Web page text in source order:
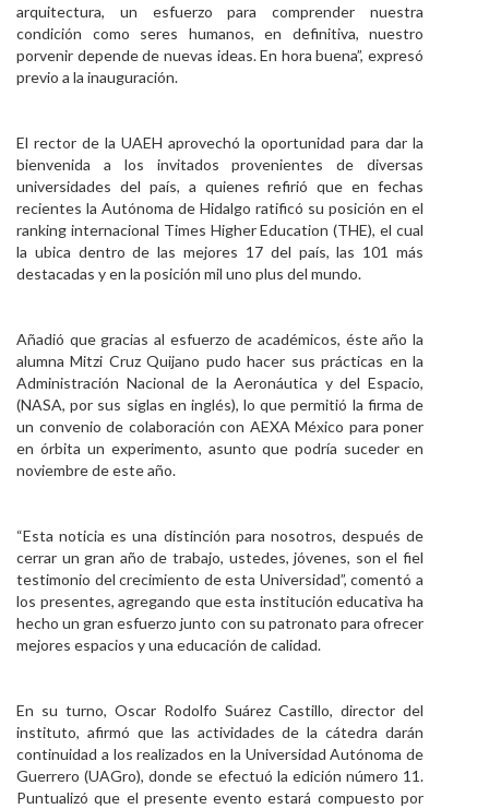
arquitectura, un esfuerzo para comprender nuestra
condición como seres humanos, en definitiva, nuestro
porvenir depende de nuevas ideas. En hora buena”, expresó
previo a la inauguración.
El rector de la UAEH aprovechó la oportunidad para dar la
bienvenida a los invitados provenientes de diversas
universidades del país, a quienes refirió que en fechas
recientes la Autónoma de Hidalgo ratificó su posición en el
ranking internacional Times Higher Education (THE), el cual
la ubica dentro de las mejores 17 del país, las 101 más
destacadas y en la posición mil uno plus del mundo.
Añadió que gracias al esfuerzo de académicos, éste año la
alumna Mitzi Cruz Quijano pudo hacer sus prácticas en la
Administración Nacional de la Aeronáutica y del Espacio,
(NASA, por sus siglas en inglés), lo que permitió la firma de
un convenio de colaboración con AEXA México para poner
en órbita un experimento, asunto que podría suceder en
noviembre de este año.
“Esta noticia es una distinción para nosotros, después de
cerrar un gran año de trabajo, ustedes, jóvenes, son el fiel
testimonio del crecimiento de esta Universidad”, comentó a
los presentes, agregando que esta institución educativa ha
hecho un gran esfuerzo junto con su patronato para ofrecer
mejores espacios y una educación de calidad.
En su turno, Oscar Rodolfo Suárez Castillo, director del
instituto, afirmó que las actividades de la cátedra darán
continuidad a los realizados en la Universidad Autónoma de
Guerrero (UAGro), donde se efectuó la edición número 11.
Puntualizó que el presente evento estará compuesto por